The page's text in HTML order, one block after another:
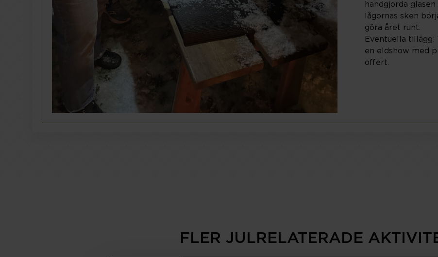
handgjorda
lågornas sken
göra året runt.
Eventuella tillägg:
en eldshow med
offert.
FLER JULRELATERADE